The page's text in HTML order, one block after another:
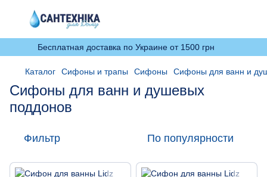
Бесплатная доставка по Украине от 1500 грн
Каталог Сифоны и трапы Сифоны Сифоны для ванн и
Сифоны для ванн и душевых
поддонов
Фильтр По популярности